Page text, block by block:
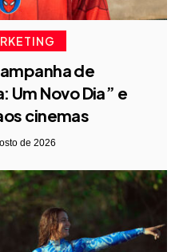
de
Um Novo Dia” e
cinemas
de 2026